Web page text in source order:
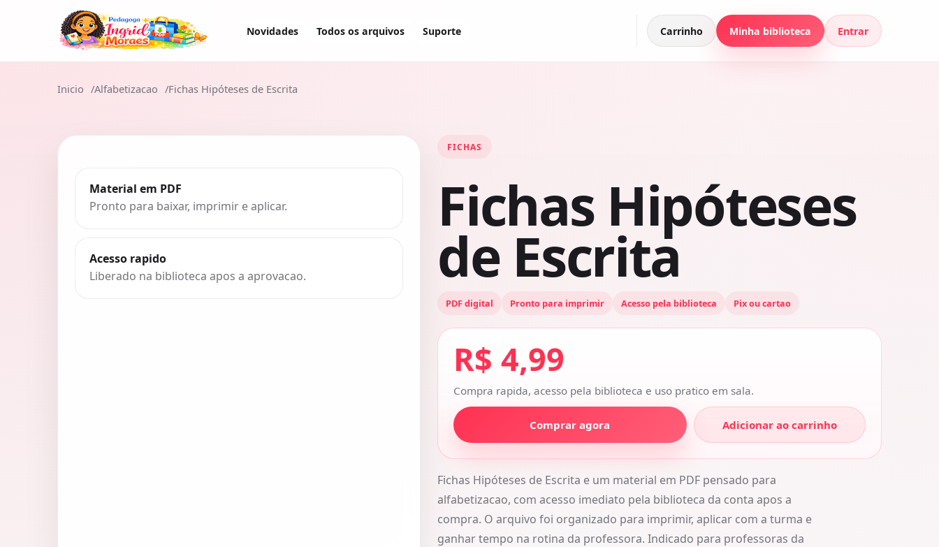
Novidades Todos os arquivos Suporte Carrinho Minha biblioteca Entrar
Inicio Alfabetizacao Fichas Hipóteses de Escrita
Material em PDF
Pronto para baixar, imprimir e aplicar.
Acesso rapido
Liberado na biblioteca apos a aprovacao.
FICHAS
Fichas Hipóteses
de Escrita
PDF digital Pronto para imprimir Acesso pela biblioteca Pix ou cartao
R$ 4,99
Compra rapida, acesso pela biblioteca e uso pratico em sala.
Comprar agora Adicionar ao carrinho
Fichas Hipóteses de Escrita e um material em PDF pensado para
alfabetizacao, com acesso imediato pela biblioteca da conta apos a
compra. O arquivo foi organizado para imprimir, aplicar com a turma e
ganhar tempo na rotina da professora. Indicado para professoras da